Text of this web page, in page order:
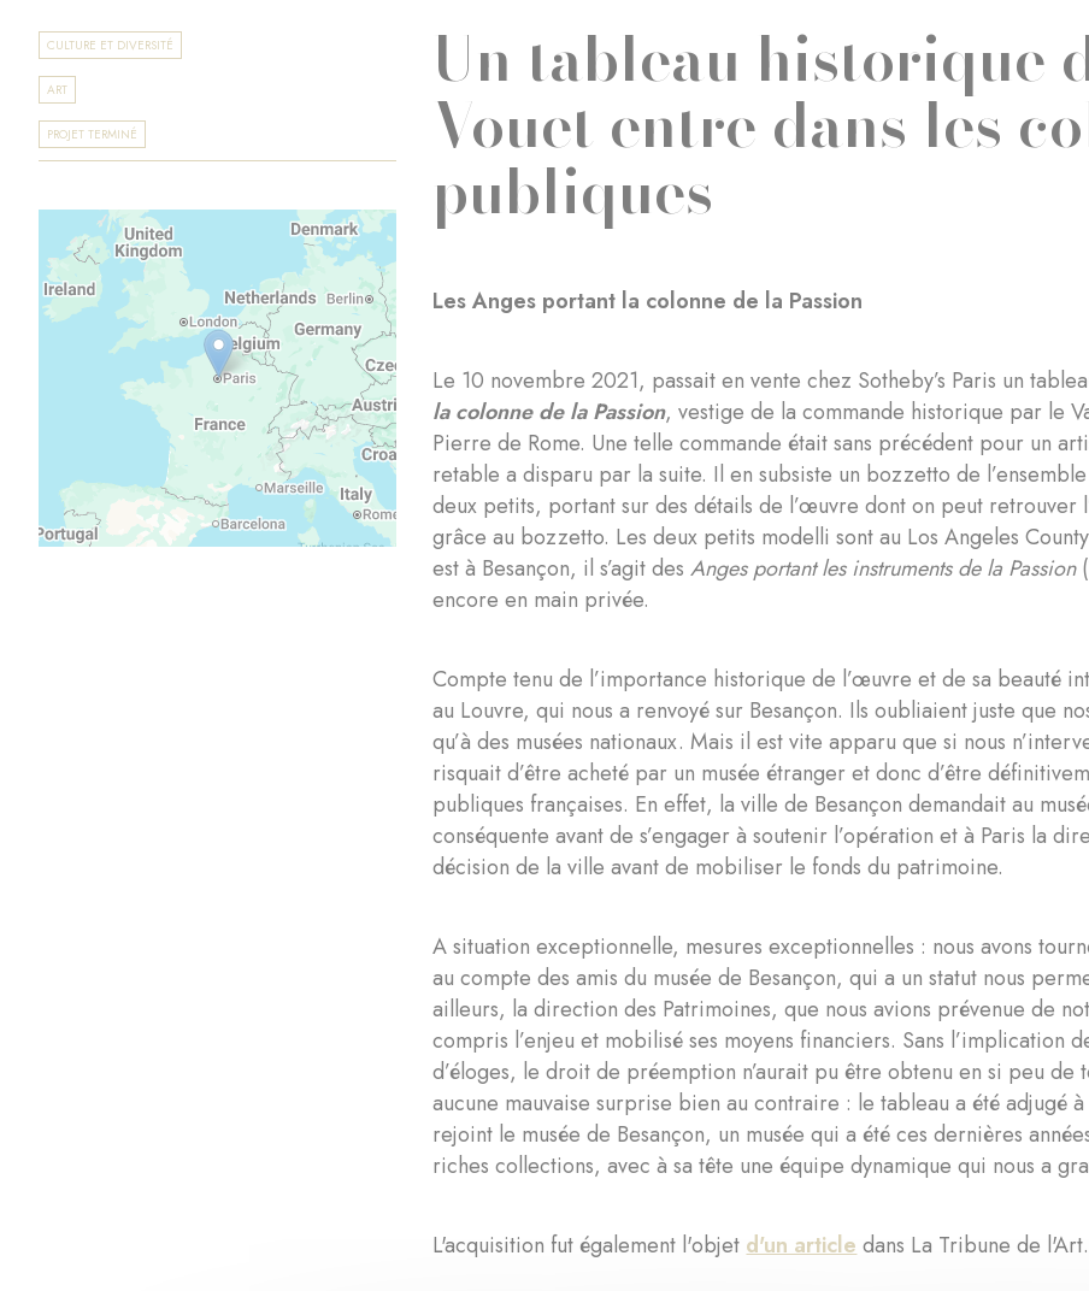
CULTURE ET DIVERSITÉ
ART
PROJET TERMINÉ
Un tableau historique
Vouet entre dans les
publiques
Les Anges portant la colonne de la Passion
Le 10 novembre 2021, passait en vente chez Sotheby’s Paris un
la colonne de la Passion, vestige de la commande historique par le
Pierre de Rome. Une telle commande était sans précédent pour un
retable a disparu par la suite. Il en subsiste un bozzetto de
deux petits, portant sur des détails de l’œuvre dont on peut retrouver
grâce au bozzetto. Les deux petits modelli sont au Los Angeles
est à Besançon, il s’agit desAnges portant les instruments de la Passion
encore en main privée.
Compte tenu de l’importance historique de l’œuvre et de sa beauté
au Louvre, qui nous a renvoyé sur Besançon. Ils oubliaient juste que
qu’à des musées nationaux. Mais il est vite apparu que si nous
risquait d’être acheté par un musée étranger et donc d’être
publiques françaises. En effet, la ville de Besançon demandait au
conséquente avant de s’engager à soutenir l’opération et à Paris la
décision de la ville avant de mobiliser le fonds du patrimoine.
A situation exceptionnelle, mesures exceptionnelles : nous avons
au compte des amis du musée de Besançon, qui a un statut nous
ailleurs, la direction des Patrimoines, que nous avions prévenue de
compris l’enjeu et mobilisé ses moyens financiers. Sans l’implication
d’éloges, le droit de préemption n’aurait pu être obtenu en si peu de
aucune mauvaise surprise bien au contraire : le tableau a été adjugé
rejoint le musée de Besançon, un musée qui a été ces dernières
riches collections, avec à sa tête une équipe dynamique qui nous a
L'acquisition fut également l'objet d'un article dans La Tribune de l'Art.